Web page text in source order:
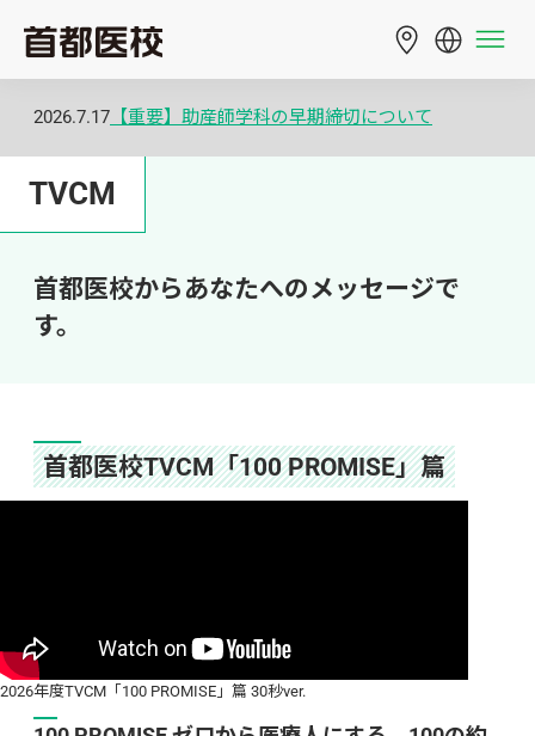
2026.7.17 【重要】助産師学科の早期締切について
TVCM
首都医校からあなたへのメッセージで
す。
首都医校TVCM「100 PROMISE」篇
2026年度TVCM「100 PROMISE」篇 30秒ver.